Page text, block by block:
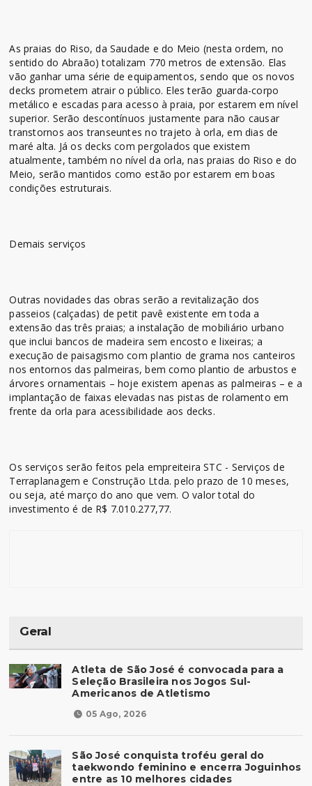
As praias do Riso, da Saudade e do Meio (nesta ordem, no
sentido do Abraão) totalizam 770 metros de extensão. Elas
vão ganhar uma série de equipamentos, sendo que os novos
decks prometem atrair o público. Eles terão guarda-corpo
metálico e escadas para acesso à praia, por estarem em nível
superior. Serão descontínuos justamente para não causar
transtornos aos transeuntes no trajeto à orla, em dias de
maré alta. Já os decks com pergolados que existem
atualmente, também no nível da orla, nas praias do Riso e do
Meio, serão mantidos como estão por estarem em boas
condições estruturais.
Demais serviços
Outras novidades das obras serão a revitalização dos
passeios (calçadas) de petit pavê existente em toda a
extensão das três praias; a instalação de mobiliário urbano
que inclui bancos de madeira sem encosto e lixeiras; a
execução de paisagismo com plantio de grama nos canteiros
nos entornos das palmeiras, bem como plantio de arbustos e
árvores ornamentais – hoje existem apenas as palmeiras – e a
implantação de faixas elevadas nas pistas de rolamento em
frente da orla para acessibilidade aos decks.
Os serviços serão feitos pela empreiteira STC - Serviços de
Terraplanagem e Construção Ltda. pelo prazo de 10 meses,
ou seja, até março do ano que vem. O valor total do
investimento é de R$ 7.010.277,77.
Geral
Atleta de São José é convocada para a
Seleção Brasileira nos Jogos Sul-
Americanos de Atletismo
05 Ago, 2026
São José conquista troféu geral do
taekwondo feminino e encerra Joguinhos
entre as 10 melhores cidades